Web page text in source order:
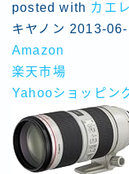
posted with カエ
キヤノン 2013-
Amazon
楽天市場
Yahooショッピン